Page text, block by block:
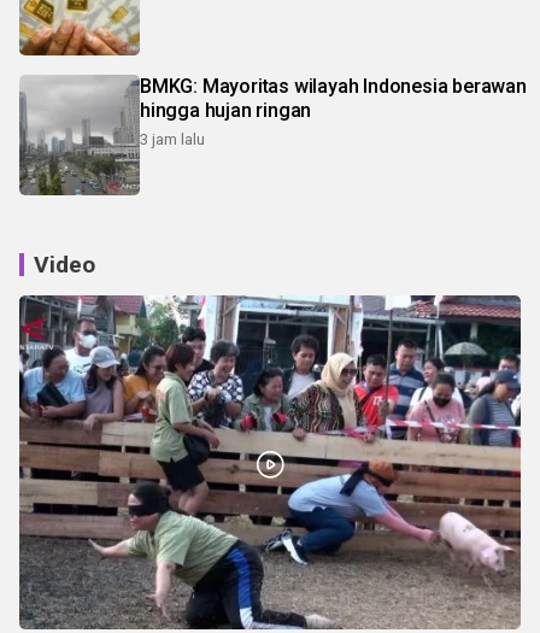
BMKG: Mayoritas wilayah Indonesia berawan
hingga hujan ringan
3 jam lalu
Video